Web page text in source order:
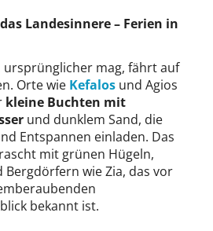
Landesinnere – Ferien in
mag, fährt auf
Orte wie Kefalos und Agios
kleine Buchten mit
und dunklem Sand, die
Entspannen einladen. Das
mit grünen Hügeln,
wie Zia, das vor
bekannt ist.